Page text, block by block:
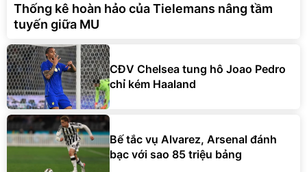
Thống kê hoàn hảo của Tielemans nâng tầm
tuyến giữa MU
CĐV Chelsea tung hô Joao Pedro
chỉ kém Haaland
Bế tắc vụ Alvarez, Arsenal đánh
bạc với sao 85 triệu bảng